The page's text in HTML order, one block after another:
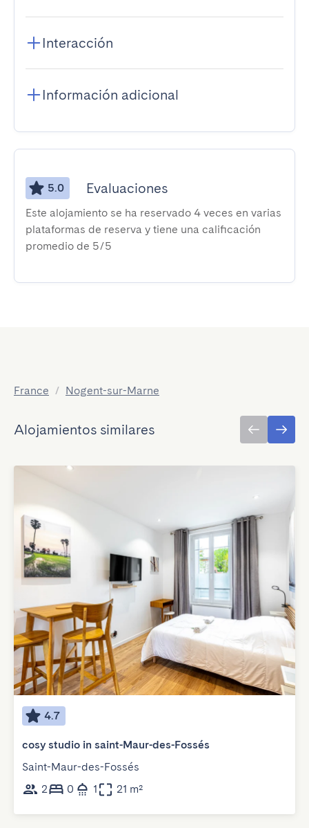
Interacción
Información adicional
5.0 Evaluaciones
Este alojamiento se ha reservado 4 veces en varias
plataformas de reserva y tiene una calificación
promedio de 5/5
France / Nogent-sur-Marne
Alojamientos similares
4.7
cosy studio in saint-Maur-des-Fossés
Saint-Maur-des-Fossés
2
0 1 21 m²